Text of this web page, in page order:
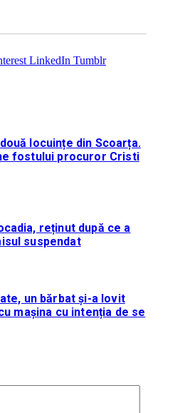
LinkedIn Tumblr
locuințe din Scoarța.
fostului procuror Cristi
reținut după ce a
suspendat
un bărbat și-a lovit
mașina cu intenția de se